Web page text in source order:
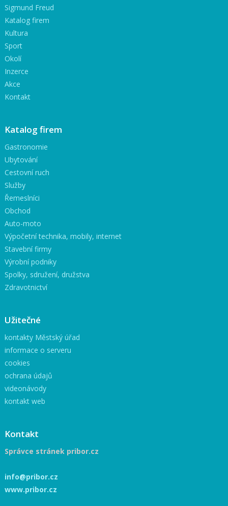
Sigmund Freud
Katalog firem
Kultura
Sport
Okolí
Inzerce
Akce
Kontakt
Katalog firem
Gastronomie
Ubytování
Cestovní ruch
Služby
Řemeslníci
Obchod
Auto-moto
Výpočetní technika, mobily, internet
Stavební firmy
Výrobní podniky
Spolky, sdružení, družstva
Zdravotnictví
Užitečné
kontakty Městský úřad
informace o serveru
cookies
ochrana údajů
videonávody
kontakt web
Kontakt
Správce stránek pribor.cz
info@pribor.cz
www.pribor.cz